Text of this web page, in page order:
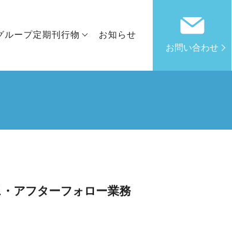
ループ定期刊行物
お知らせ
お問い合わせ
アフターフォロー業務